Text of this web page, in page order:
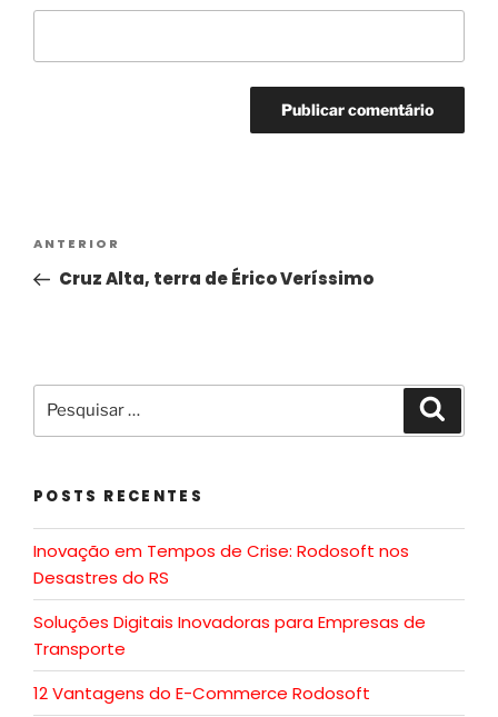
ANTERIOR
Cruz Alta, terra de Érico Veríssimo
POSTS RECENTES
Inovação em Tempos de Crise: Rodosoft nos
Desastres do RS
Soluções Digitais Inovadoras para Empresas de
Transporte
12 Vantagens do E-Commerce Rodosoft